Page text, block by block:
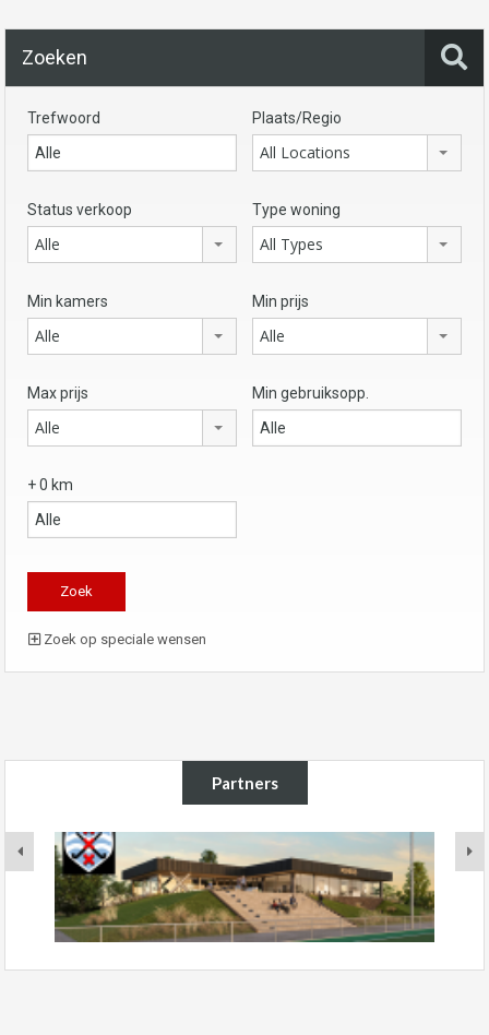
Zoeken
Trefwoord Plaats/Regio
All Locations
Status verkoop
Alle
Type woning
All Types
Min kamers
Alle
Min prijs
Alle
Max prijs
Alle
Min gebruiksopp.
+ 0 km
Zoek op speciale wensen
Partners